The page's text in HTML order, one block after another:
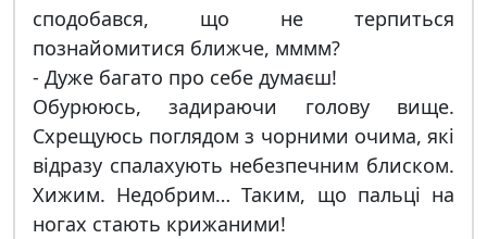
сподобався, що не терпиться
познайомитися ближче, мммм?
- Дуже багато про себе думаєш!
Обурююсь, задираючи голову вище.
Схрещуюсь поглядом з чорними очима, які
відразу спалахують небезпечним блиском.
Хижим. Недобрим… Таким, що пальці на
ногах стають крижаними!